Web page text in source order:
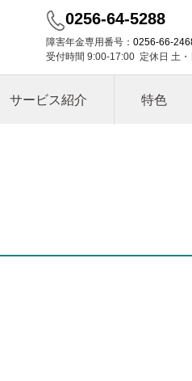
0256-64-5288
障害年金専用番号： 0256-66-
受付時間 9:00-17:00 定休日 土・
サービス紹介 特色